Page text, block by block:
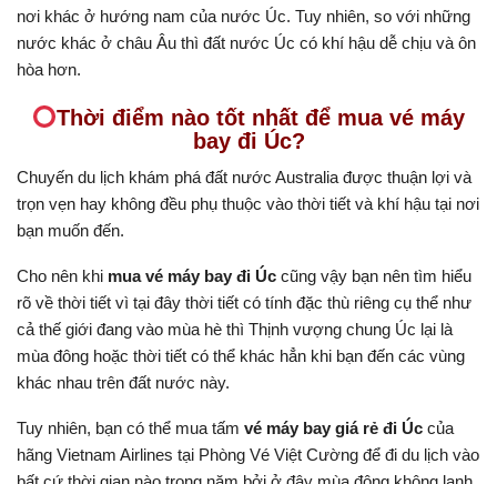
nơi khác ở hướng nam của nước Úc. Tuy nhiên, so với những
nước khác ở châu Âu thì đất nước Úc có khí hậu dễ chịu và ôn
hòa hơn.
Thời điểm nào tốt nhất để mua vé máy
bay đi Úc?
Chuyến du lịch khám phá đất nước Australia được thuận lợi và
trọn vẹn hay không đều phụ thuộc vào thời tiết và khí hậu tại nơi
bạn muốn đến.
Cho nên khi mua vé máy bay đi Úc cũng vậy bạn nên tìm hiểu
rõ về thời tiết vì tại đây thời tiết có tính đặc thù riêng cụ thể như
cả thế giới đang vào mùa hè thì Thịnh vượng chung Úc lại là
mùa đông hoặc thời tiết có thể khác hẳn khi bạn đến các vùng
khác nhau trên đất nước này.
Tuy nhiên, bạn có thể mua tấm vé máy bay giá rẻ đi Úc của
hãng Vietnam Airlines tại Phòng Vé Việt Cường để đi du lịch vào